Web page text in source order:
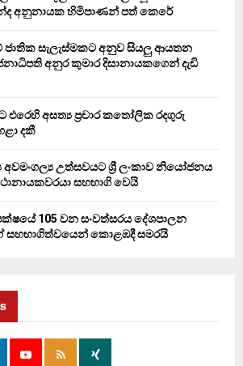
H
අනුනායක හිමිපාණන් පත් කෙරේ
ජාතික සැලැස්මකට අනුව සියලු ආයතන
අනුර කුමාර දිසානායකගෙන් දැඩි
අසත්‍ය ප්‍රචාර කතෝලික රදගුරු
දකී
අවමංගල්‍ය උත්සවයට ශ්‍රී ලංකාව නියෝජනය
සහභාගි වෙයි
105 වන සංවත්සරය දේශපාලන
සහභාගිත්වයෙන් කොළඹදී සමරයි